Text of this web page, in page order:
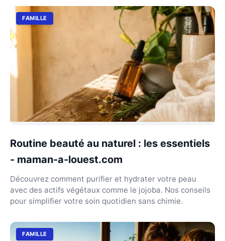
FAMILLE
Routine beauté au naturel : les essentiels
- maman-a-louest.com
Découvrez comment purifier et hydrater votre peau
avec des actifs végétaux comme le jojoba. Nos conseils
pour simplifier votre soin quotidien sans chimie.
FAMILLE